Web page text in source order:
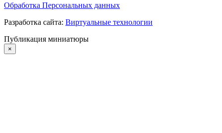
Обработка Персональных данных
Разработка сайта: Виртуальные технологии
Публикация миниатюры
×